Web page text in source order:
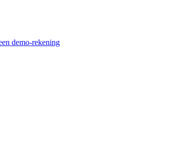
demo-rekening